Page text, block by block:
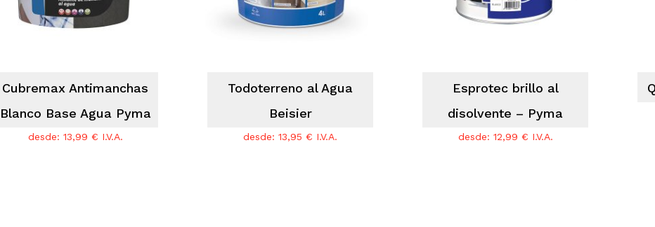
Cubremax Antimanchas
Blanco Base Agua Pyma
desde: 13,99 € I.V.A.
Todoterreno al Agua
Beisier
desde: 13,95 € I.V.A.
Esprotec brillo al
disolvente – Pyma
desde: 12,99 € I.V.A.